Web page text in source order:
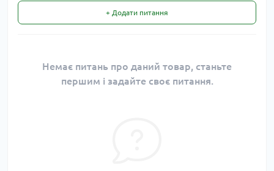
+ Додати питання
Немає питань про даний товар, станьте
першим і задайте своє питання.